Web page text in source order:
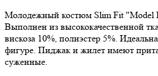
Молодежный костюм Slim Fit "Model
Выполнен из высококачественной
вискоза 10%, полиэстер 5%.
фигуре. Пиджак и жилет имеют
суженные.